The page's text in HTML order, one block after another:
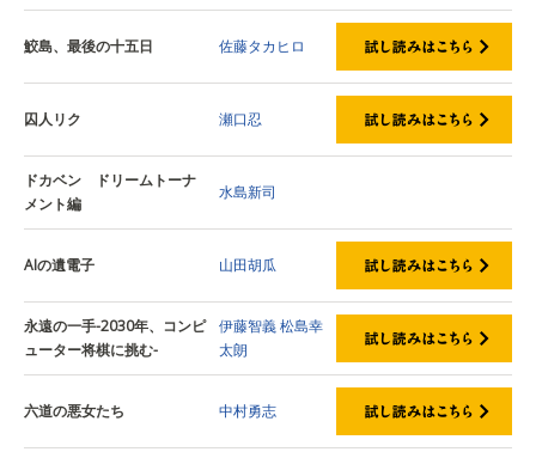
鮫島、最後の十五日 佐藤タカヒロ
囚人リク 瀬口忍
ドカベン ドリームトーナ
メント編
水島新司
AIの遺電子 山田胡瓜
永遠の一手-2030年、コンピ
ューター将棋に挑む-
伊藤智義松島幸
太朗
六道の悪女たち 中村勇志